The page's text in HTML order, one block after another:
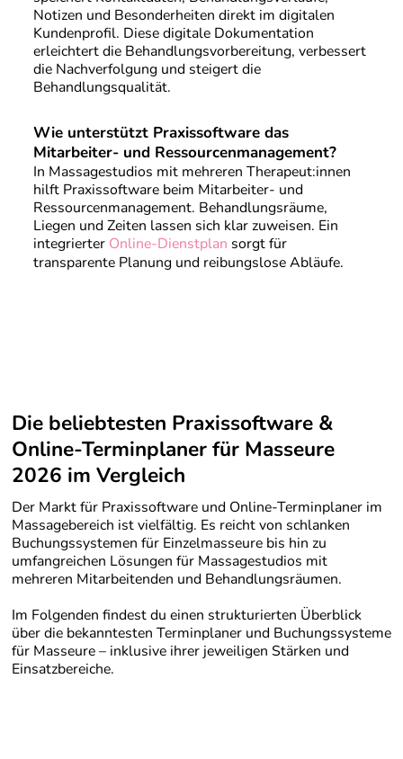
Notizen und Besonderheiten direkt im digitalen
Kundenprofil. Diese digitale Dokumentation
erleichtert die Behandlungsvorbereitung, verbessert
die Nachverfolgung und steigert die
Behandlungsqualität.
Wie unterstützt Praxissoftware das
Mitarbeiter- und Ressourcenmanagement?
In Massagestudios mit mehreren Therapeut:innen
hilft Praxissoftware beim Mitarbeiter- und
Ressourcenmanagement. Behandlungsräume,
Liegen und Zeiten lassen sich klar zuweisen. Ein
integrierter Online-Dienstplan sorgt für
transparente Planung und reibungslose Abläufe.
Die beliebtesten Praxissoftware &
Online-Terminplaner für Masseure
2026 im Vergleich
Der Markt für Praxissoftware und Online-Terminplaner im
Massagebereich ist vielfältig. Es reicht von schlanken
Buchungssystemen für Einzelmasseure bis hin zu
umfangreichen Lösungen für Massagestudios mit
mehreren Mitarbeitenden und Behandlungsräumen.
Im Folgenden findest du einen strukturierten Überblick
über die bekanntesten Terminplaner und Buchungssysteme
für Masseure – inklusive ihrer jeweiligen Stärken und
Einsatzbereiche.